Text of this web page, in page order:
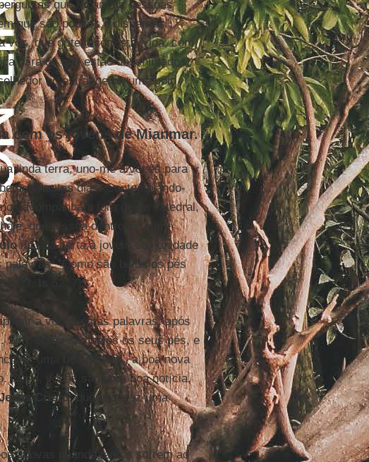
que façam as pessoas
que são poucos e dispersos”,
voz, que gritem com sua vida, com
para os que estão desanimados,
ao estrangeiro, um apoio
com os jovens de Mianmar.
linda terra, uno-me a vocês para
nestes dias. Contemplando-
acompanham fora desta catedral,
que ressoa dentro de mim.
na sua carta à jovem comunidade
“Como são belos os pés
cf. 52, 7)
a vocês estas palavras, após
Sim, como são belos os seus pés, e
“uma boa notícia”, a boa nova
Claro, vocês são uma boa notícia,
Cristo, que nos traz uma
novas quando tantos sofrem ao